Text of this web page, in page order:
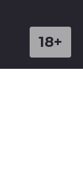
18+